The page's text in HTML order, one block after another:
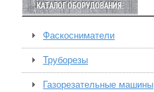
КАТАЛОГ ОБОРУДОВАНИЯ:
Фаскосниматели
Труборезы
Газорезательные машины